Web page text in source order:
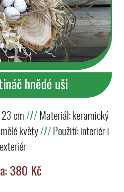
hnědé uši
cm///Materiál: keramický
květy///Použití: interiér i
exteriér
380 Kč